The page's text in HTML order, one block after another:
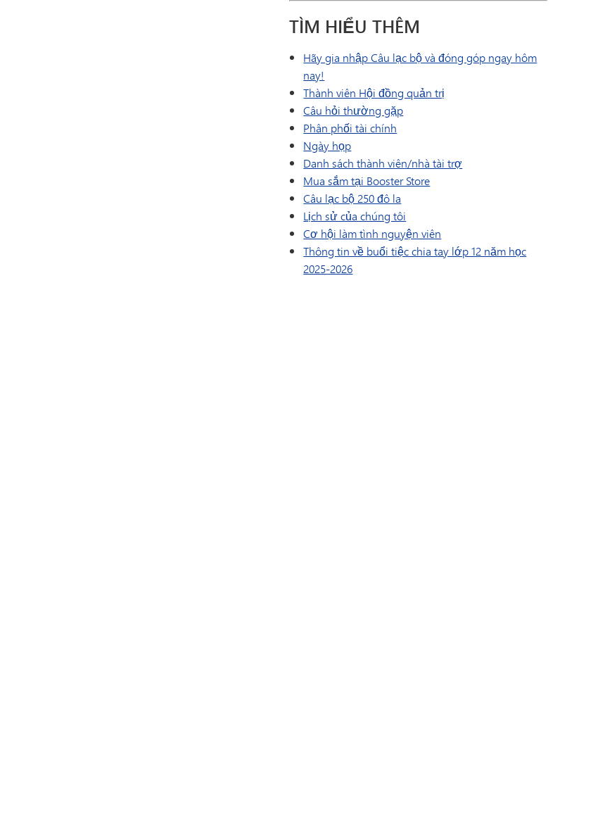
TÌM HIỂU THÊM
Hãy gia nhập Câu lạc bộ và đóng góp ngay hôm
nay!
Thành viên Hội đồng quản trị
Câu hỏi thường gặp
Phân phối tài chính
Ngày họp
Danh sách thành viên/nhà tài trợ
Mua sắm tại Booster Store
Câu lạc bộ 250 đô la
Lịch sử của chúng tôi
Cơ hội làm tình nguyện viên
Thông tin về buổi tiệc chia tay lớp 12 năm học
2025-2026